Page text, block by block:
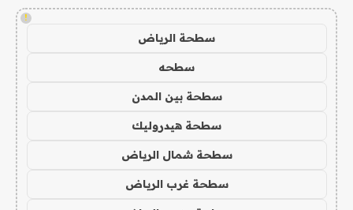
!
سطحة الرياض
سطحه
سطحة بين المدن
سطحة هيدروليك
سطحة شمال الرياض
سطحة غرب الرياض